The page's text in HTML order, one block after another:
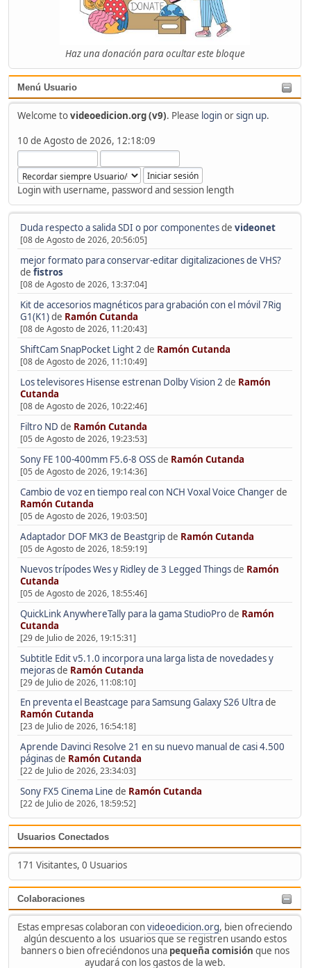
Haz una donación para ocultar este bloque
Menú Usuario
Welcome tovideoedicion.org (v9). Please loginorsign up.
10 de Agosto de 2026, 12:18:09
Login with username, password and session length
Duda respecto a salida SDI o por componentesde videonet
[08 de Agosto de 2026, 20:56:05]
mejor formato para conservar-editar digitalizaciones de VHS?
de fistros
[08 de Agosto de 2026, 13:37:04]
Kit de accesorios magnéticos para grabación con el móvil 7Rig
G1(K1)de Ramón Cutanda
[08 de Agosto de 2026, 11:20:43]
ShiftCam SnapPocket Light 2 de Ramón Cutanda
[08 de Agosto de 2026, 11:10:49]
Los televisores Hisense estrenan Dolby Vision 2 de Ramón
Cutanda
[08 de Agosto de 2026, 10:22:46]
Filtro ND de Ramón Cutanda
[05 de Agosto de 2026, 19:23:53]
Sony FE 100-400mm F5.6-8 OSSde Ramón Cutanda
[05 de Agosto de 2026, 19:14:36]
Cambio de voz en tiempo real con NCH Voxal Voice Changerde
Ramón Cutanda
[05 de Agosto de 2026, 19:03:50]
Adaptador DOF MK3 de Beastgripde Ramón Cutanda
[05 de Agosto de 2026, 18:59:19]
Nuevos trípodes Wes y Ridley de 3 Legged Thingsde Ramón
Cutanda
[05 de Agosto de 2026, 18:55:46]
QuickLink AnywhereTally para la gama StudioProde Ramón
Cutanda
[29 de Julio de 2026, 19:15:31]
Subtitle Edit v5.1.0 incorpora una larga lista de novedades y
mejorasde Ramón Cutanda
[29 de Julio de 2026, 11:08:10]
En preventa el Beastcage para Samsung Galaxy S26 Ultrade
Ramón Cutanda
[23 de Julio de 2026, 16:54:18]
Aprende Davinci Resolve 21 en su nuevo manual de casi 4.500
páginasde Ramón Cutanda
[22 de Julio de 2026, 23:34:03]
Sony FX5 Cinema Line de Ramón Cutanda
[22 de Julio de 2026, 18:59:52]
Usuarios Conectados
171 Visitantes, 0 Usuarios
Colaboraciones
Estas empresas colaboran convideoedicion.org, bien ofreciendo
algún descuento a los usuarios que se registren usando estos
banners o bien ofreciéndonos una pequeña comisión que nos
ayudará con los gastos de la web.